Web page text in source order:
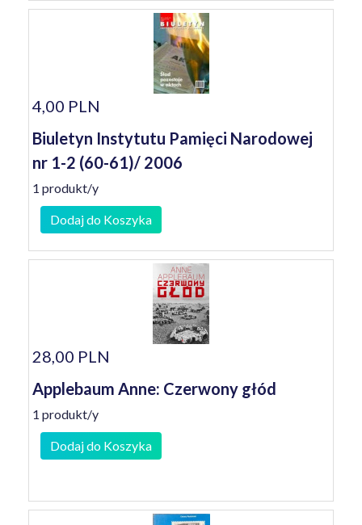
4,00 PLN
Biuletyn Instytutu Pamięci Narodowej
nr 1-2 (60-61)/ 2006
1 produkt/y
Dodaj do Koszyka
28,00 PLN
Applebaum Anne: Czerwony głód
1 produkt/y
Dodaj do Koszyka